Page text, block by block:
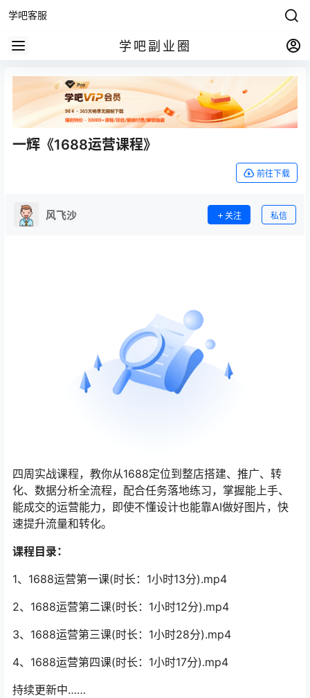
学吧客服
学吧副业圈
一辉《1688运营课程》
前往下载
风飞沙 关注 私信
四周实战课程，教你从1688定位到整店搭建、推广、转
化、数据分析全流程，配合任务落地练习，掌握能上手、
能成交的运营能力，即使不懂设计也能靠AI做好图片，快
速提升流量和转化。
课程目录：
1、1688运营第一课(时长：1小时13分).mp4
2、1688运营第二课(时长：1小时12分).mp4
3、1688运营第三课(时长：1小时28分).mp4
4、1688运营第四课(时长：1小时17分).mp4
持续更新中……